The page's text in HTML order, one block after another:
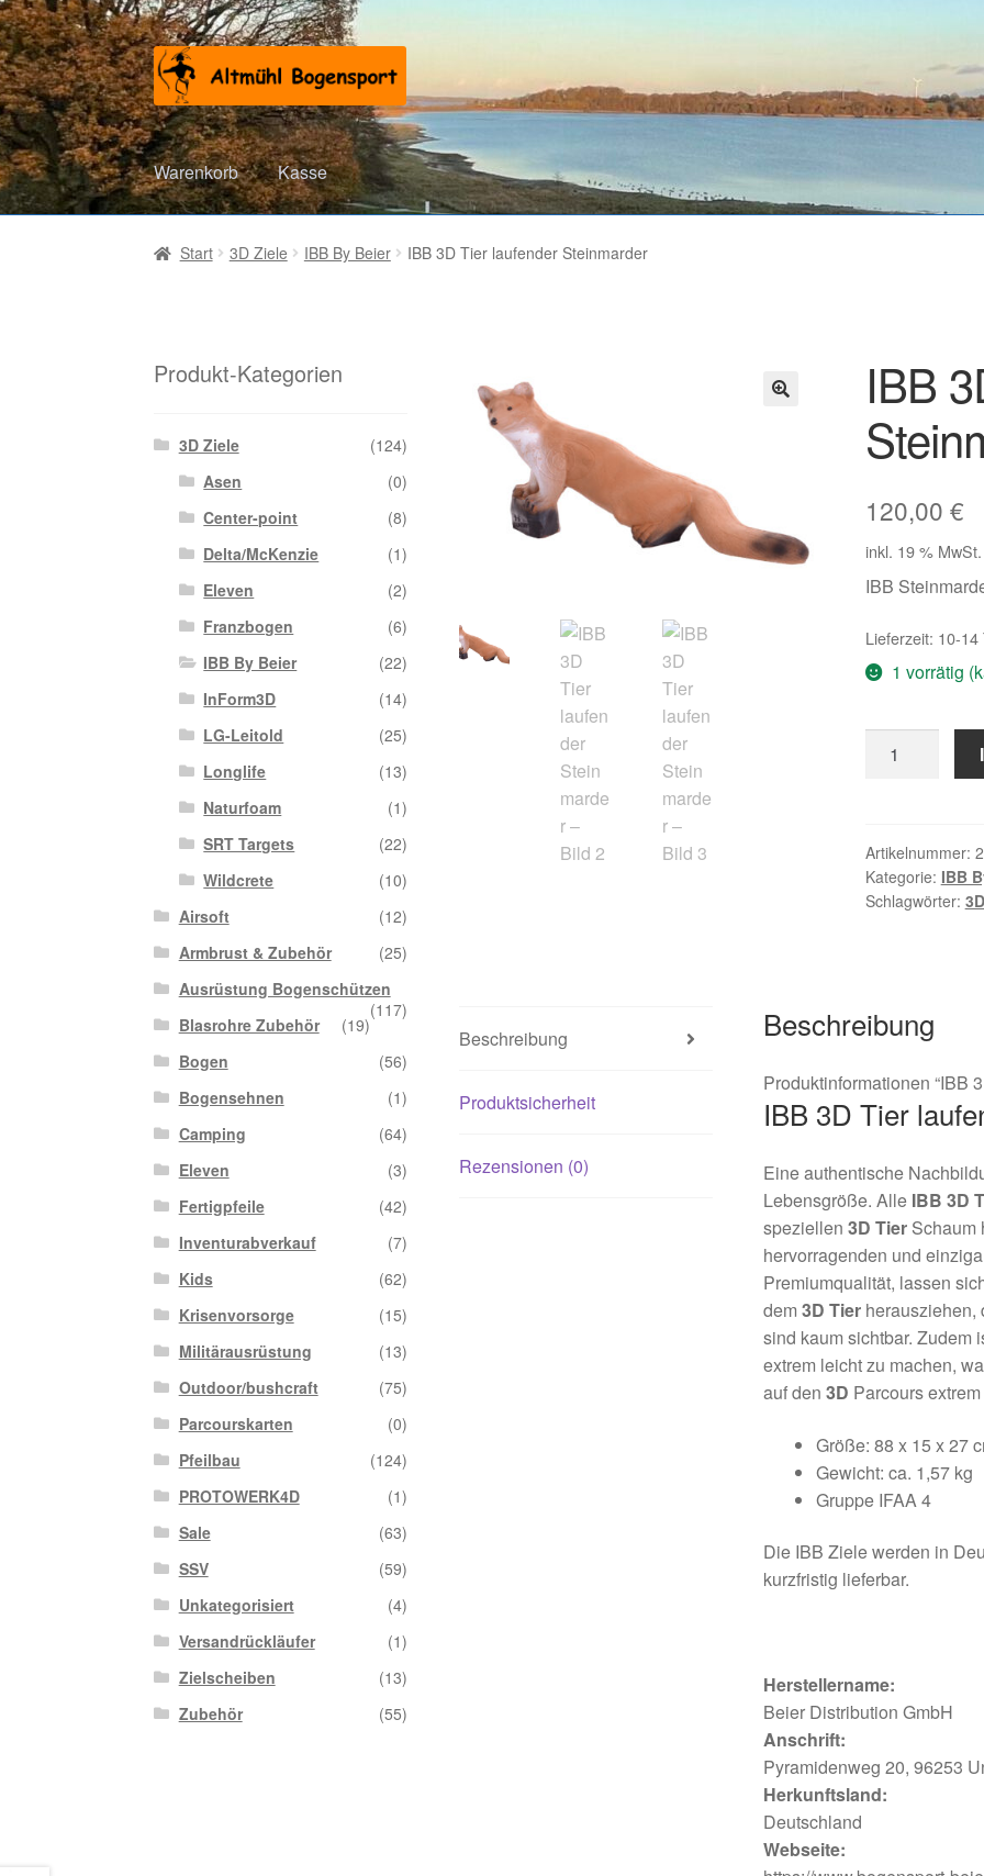
Zur
Navigation
springen
Zum
Inhalt
springen
Warenkorb Kasse
Start 3D Ziele IBB By Beier IBB 3D Tier laufender Steinmarder
IBB
120,00 €
inkl. 19 % MwSt.
IBB
Lieferzeit: 10-14
1 vorrätig
Steinmarder
Menge
Artikelnummer:
Kategorie: IBB
Schlagwörter:
Beschreibung
Produktsicherheit
Rezensionen (0)
Beschreibung
Produktinformationen “IBB
IBB 3D Tier
Eine authentische
Lebensgröße. Alle IBB 3D
speziellen3D Tier Schaum
hervorragenden und
Premiumqualität, lassen
dem3D Tier
sind kaum sichtbar. Zudem
extrem leicht zu machen,
auf den3D Parcours
Größe: 88 x 15 x 27
Gewicht: ca. 1,57 kg
Gruppe IFAA 4
Die IBB Ziele werden in
kurzfristig lieferbar.
Herstellername:
Beier Distribution GmbH
Anschrift:
Pyramidenweg 20, 96253
Herkunftsland:
Deutschland
Webseite:
Produkt-Kategorien
3D Ziele
(124)
Asen
(0)
Center-point
(8)
Delta/McKenzie
(1)
Eleven
(2)
Franzbogen
(6)
IBB By Beier
(22)
InForm3D
(14)
LG-Leitold
(25)
Longlife
(13)
Naturfoam
(1)
SRT Targets
(22)
Wildcrete
(10)
Airsoft
(12)
Armbrust & Zubehör
(25)
Ausrüstung Bogenschützen
(117)
Blasrohre Zubehör
(19)
Bogen
(56)
Bogensehnen
(1)
Camping
(64)
Eleven
(3)
Fertigpfeile
(42)
Inventurabverkauf
(7)
Kids
(62)
Krisenvorsorge
(15)
Militärausrüstung
(13)
Outdoor/bushcraft
(75)
Parcourskarten
(0)
Pfeilbau
(124)
PROTOWERK4D
(1)
Sale
(63)
SSV
(59)
Unkategorisiert
(4)
Versandrückläufer
(1)
Zielscheiben
(13)
Zubehör
(55)